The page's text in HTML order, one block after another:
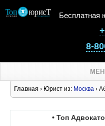
Бесплатная
8-
Главная › Юрист из: Москва ›
• Топ